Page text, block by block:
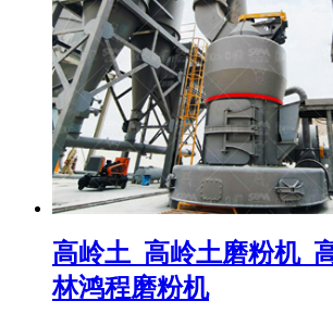
高岭土_高岭土磨粉机_
林鸿程磨粉机